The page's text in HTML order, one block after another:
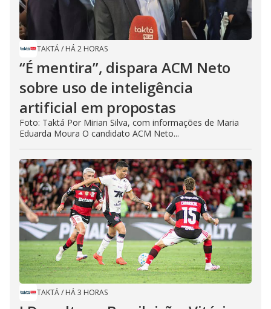
TAKTÁ/ HÁ 2 HORAS
“É mentira”, dispara ACM Neto
sobre uso de inteligência
artificial em propostas
Foto: Taktá Por Mirian Silva, com informações de Maria
Eduarda Moura O candidato ACM Neto...
TAKTÁ/ HÁ 3 HORAS